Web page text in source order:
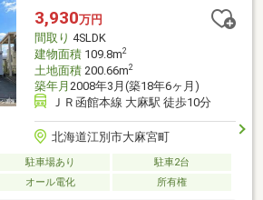
3,930万円
間取り 4SLDK
建物面積109.8m2
土地面積200.66m2
築年月 2008年3月(築18年6ヶ月)
ＪＲ函館本線 大麻駅 徒歩10分
北海道江別市大麻宮町
駐車場あり
駐車2台
オール電化 所有権